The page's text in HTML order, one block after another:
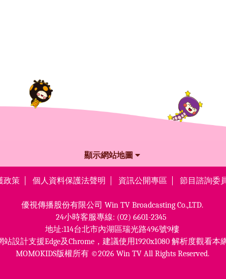
顯示網站地圖
政策 個人資料保護法聲明 資訊公開專區 節目諮詢委
優視傳播股份有限公司 Win TV Broadcasting Co.,LTD.
24小時客服專線: (02) 6601-2345
地址:114台北市內湖區瑞光路496號9樓
站設計支援Edge及Chrome， 建議使用1920x1080 解析度觀看本
MOMOKIDS版權所有 ©2026 Win TV All Rights Reserved.